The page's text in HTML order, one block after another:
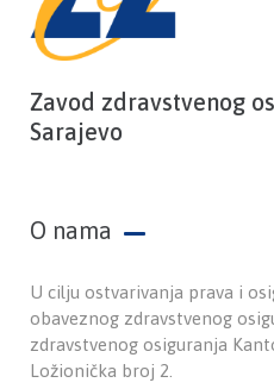
Zavod zdravstvenog
Sarajevo
O nama
U cilju ostvarivanja prava i
obaveznog zdravstvenog
zdravstvenog osiguranja
Ložionička broj 2.